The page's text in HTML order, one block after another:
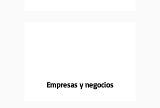
Empresas y negocios